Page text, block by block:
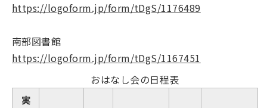
https://logoform.jp/form/tDgS/1176489
南部図書館
https://logoform.jp/form/tDgS/1167451
おはなし会の日程表
実